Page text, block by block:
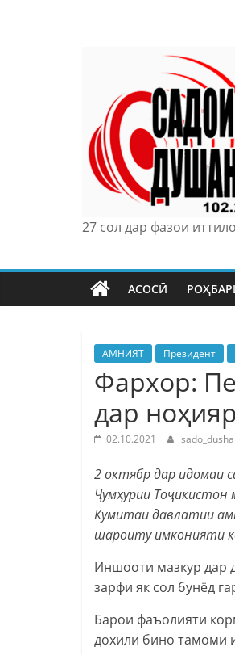
27 сол дар фазои
АСОСӢ
АМНИЯТ Президент
Фархор:
дар
02.10.2021
2 октябр дар идомаи
Ҷумҳурии
Кумитаи давлатии
шароиту имконияти
Иншооти мазкур дар
зарфи як сол бунёд
Барои фаъолияти
дохили бино тамоми